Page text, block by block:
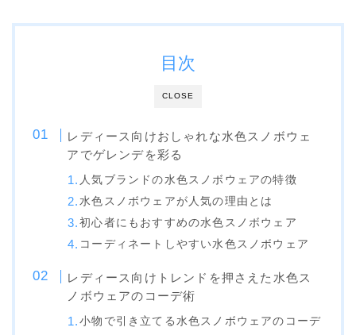
SESSIONS
ビンディング
BENT METAL
BURTON
DRAKE
FIX
FLOW
CLOSE
目次
レディース向けおしゃれな水色スノボウェ
アでゲレンデを彩る
人気ブランドの水色スノボウェアの特徴
水色スノボウェアが人気の理由とは
初心者にもおすすめの水色スノボウェア
コーディネートしやすい水色スノボウェア
レディース向けトレンドを押さえた水色ス
ノボウェアのコーデ術
小物で引き立てる水色スノボウェアのコーデ